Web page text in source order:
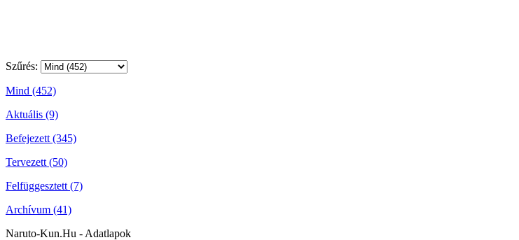
Szűrés:
Mind (452)
Aktuális (9)
Befejezett (345)
Tervezett (50)
Felfüggesztett (7)
Archívum (41)
Naruto-Kun.Hu - Adatlapok